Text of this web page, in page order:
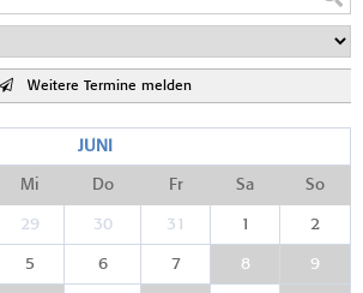
Weitere Termine melden
JUNI
Mi Do Fr Sa So
29 30 31 1 2
5 6 7 8 9